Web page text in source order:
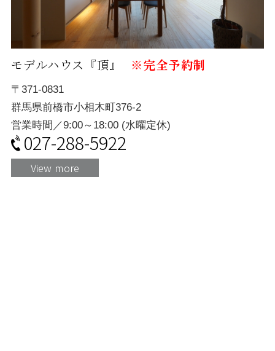
モデルハウス『頂』 ※完全予約制
〒371-0831
群馬県前橋市小相木町376-2
営業時間／9:00～18:00 (水曜定休)
027-288-5922
View more